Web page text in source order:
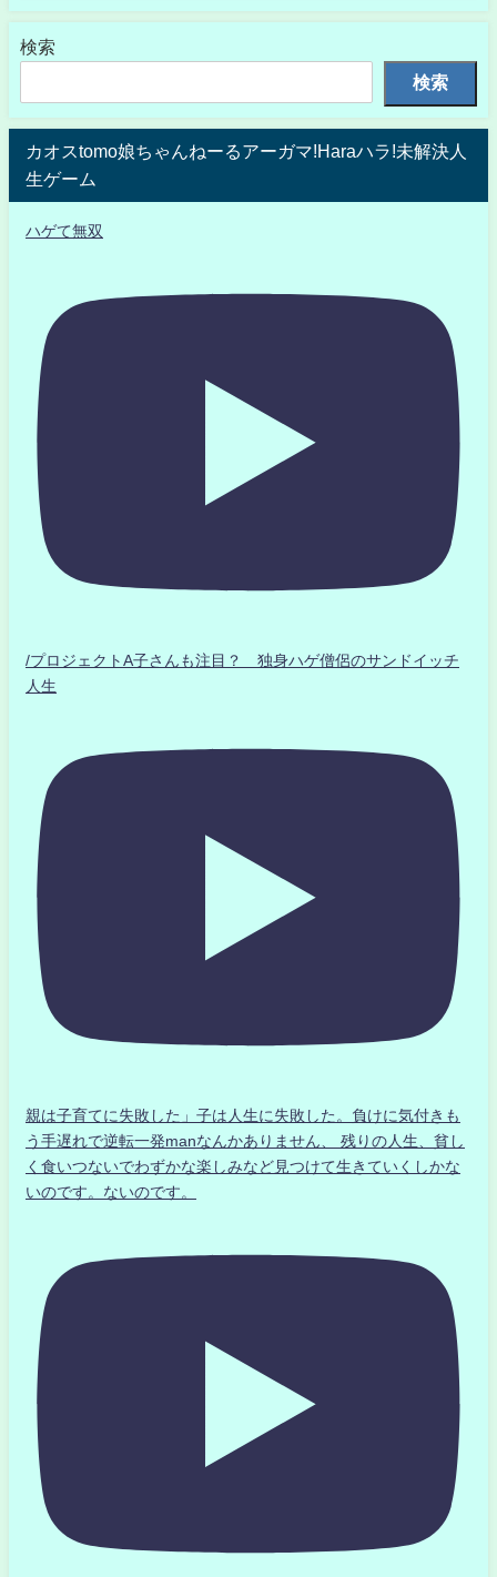
検索
検索
カオスtomo娘ちゃんねーるアーガマ!Haraハラ!未解決人
生ゲーム
ハゲて無双
/プロジェクトA子さんも注目？ 独身ハゲ僧侶のサンドイッチ
人生
親は子育てに失敗した」子は人生に失敗した。負けに気付きも
う手遅れで逆転一発manなんかありません、 残りの人生、貧し
く食いつないでわずかな楽しみなど見つけて生きていくしかな
いのです。ないのです。